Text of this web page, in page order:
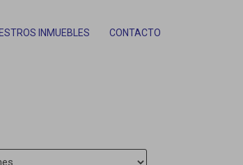
INMUEBLES CONTACTO